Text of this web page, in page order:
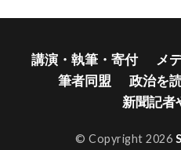
講演・執筆・寄付 メ
筆者同盟
政治を
新聞記者
© Copyright 2026